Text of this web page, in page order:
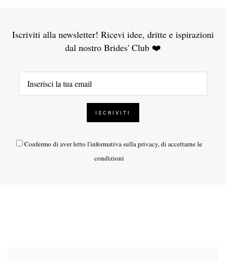
Iscriviti alla newsletter! Ricevi idee, dritte e ispirazioni
dal nostro Brides' Club ❤️
Confermo di aver letto l'informativa sulla privacy, di accettarne le
condizioni